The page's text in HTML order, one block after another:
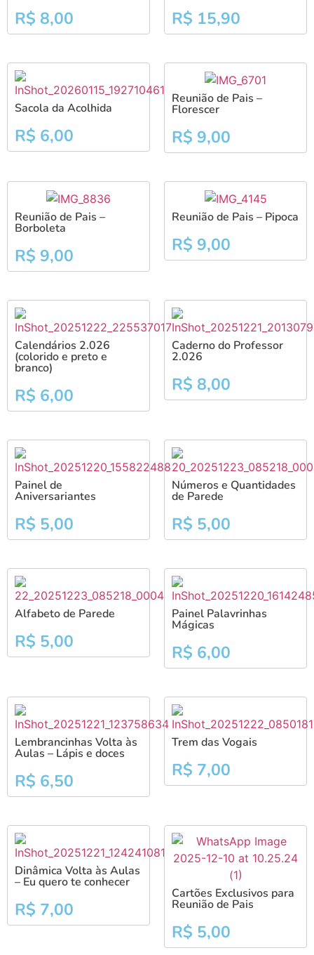
R$ 8,00 R$ 15,90
Sacola da Acolhida
R$ 6,00
Reunião de Pais –
Florescer
R$ 9,00
Reunião de Pais –
Borboleta
R$ 9,00
Reunião de Pais – Pipoca
R$ 9,00
Calendários 2.026
(colorido e preto e
branco)
R$ 6,00
Caderno do Professor
2.026
R$ 8,00
Painel de
Aniversariantes
R$ 5,00
Números e Quantidades
de Parede
R$ 5,00
Alfabeto de Parede
R$ 5,00
Painel Palavrinhas
Mágicas
R$ 6,00
Lembrancinhas Volta às
Aulas – Lápis e doces
R$ 6,50
Trem das Vogais
R$ 7,00
Dinâmica Volta às Aulas
– Eu quero te conhecer
R$ 7,00
Cartões Exclusivos para
Reunião de Pais
R$ 5,00